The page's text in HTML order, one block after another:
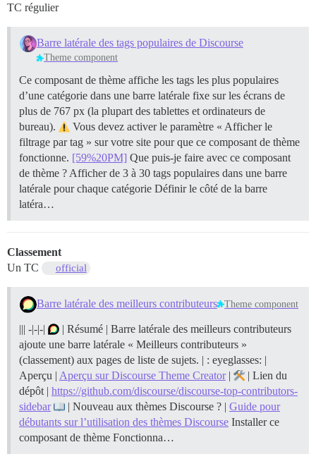
TC régulier
Barre latérale des tags populaires de Discourse
Theme component
Ce composant de thème affiche les tags les plus populaires
d’une catégorie dans une barre latérale fixe sur les écrans de
plus de 767 px (la plupart des tablettes et ordinateurs de
bureau).
Vous devez activer le paramètre « Afficher le
filtrage par tag » sur votre site pour que ce composant de thème
fonctionne. [59%20PM] Que puis-je faire avec ce composant
de thème ? Afficher de 3 à 30 tags populaires dans une barre
latérale pour chaque catégorie Définir le côté de la barre
latéra…
Classement
Un TC
official
Barre latérale des meilleurs contributeurs Theme component
||| -|-|-|
| Résumé | Barre latérale des meilleurs contributeurs
ajoute une barre latérale « Meilleurs contributeurs »
(classement) aux pages de liste de sujets. | : eyeglasses: |
Aperçu | Aperçu sur Discourse Theme Creator|
| Lien du
dépôt | https://github.com/discourse/discourse-top-contributors-
sidebar
| Nouveau aux thèmes Discourse ? | Guide pour
débutants sur l’utilisation des thèmes Discourse Installer ce
composant de thème Fonctionna…